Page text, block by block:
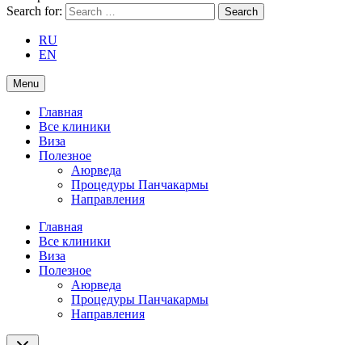
Search for:
RU
EN
Menu
Главная
Все клиники
Виза
Полезное
Аюрведа
Процедуры Панчакармы
Направления
Главная
Все клиники
Виза
Полезное
Аюрведа
Процедуры Панчакармы
Направления